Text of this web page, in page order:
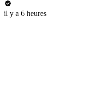
il y a 6 heures